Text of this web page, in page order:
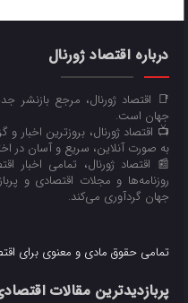
درباره اقتصاد ژورنال
📑 اقتصاد ژورنال، مرجع بازنشر
جهان است.
📺 اقتصاد ژورنال، بروزترین اخبار
به صورت آنلاین، سریع و آسان در
📰 اقتصاد ژورنال، تمامی اخبار
روزنامه‌ها و مجلات اقتصادی و
جهان گردآوری می‌کند.
تمامی حقوق مادی و معنوی برای
پربازدیدترین مقالات